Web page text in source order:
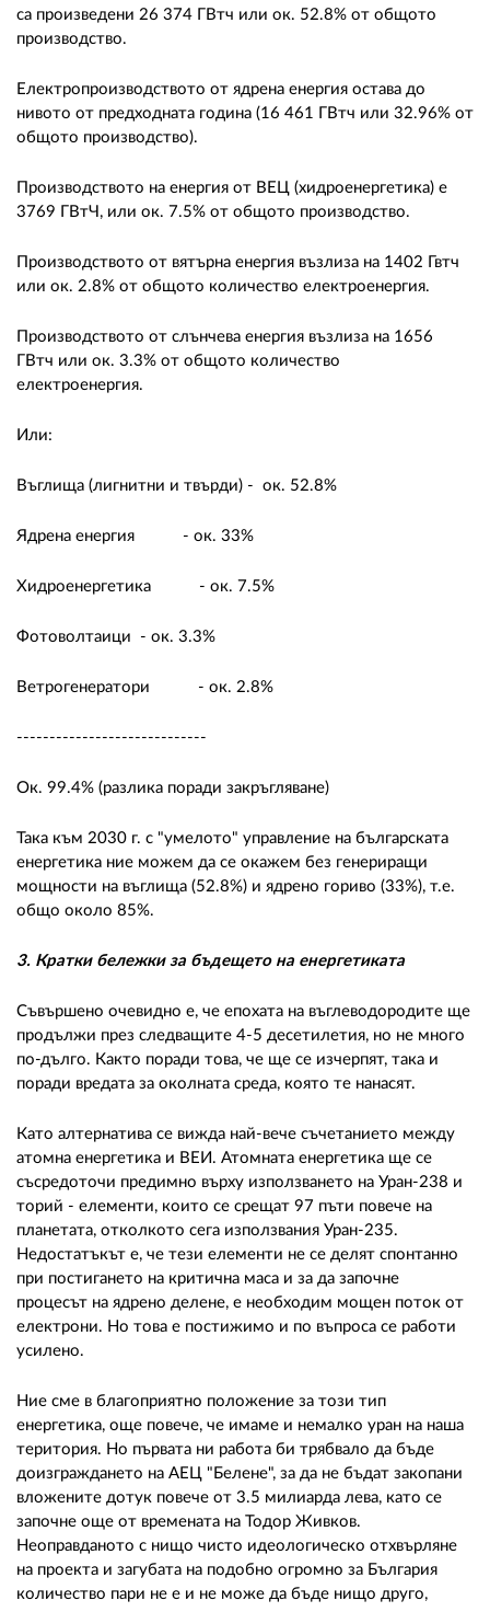
са произведени 26 374 ГВтч или ок. 52.8% от общото
производство.
Електропроизводството от ядрена енергия остава до
нивото от предходната година (16 461 ГВтч или 32.96% от
общото производство).
Производството на енергия от ВЕЦ (хидроенергетика) е
3769 ГВтЧ, или ок. 7.5% от общото производство.
Производството от вятърна енергия възлиза на 1402 Гвтч
или ок. 2.8% от общото количество електроенергия.
Производството от слънчева енергия възлиза на 1656
ГВтч или ок. 3.3% от общото количество
електроенергия.
Или:
Въглища (лигнитни и твърди) - ок. 52.8%
Ядрена енергия - ок. 33%
Хидроенергетика - ок. 7.5%
Фотоволтаици - ок. 3.3%
Ветрогенератори - ок. 2.8%
-----------------------------
Ок. 99.4% (разлика поради закръгляване)
Така към 2030 г. с "умелото" управление на българската
енергетика ние можем да се окажем без генериращи
мощности на въглища (52.8%) и ядрено гориво (33%), т.е.
общо около 85%.
3. Кратки бележки за бъдещето на енергетиката
Съвършено очевидно е, че епохата на въглеводородите ще
продължи през следващите 4-5 десетилетия, но не много
по-дълго. Както поради това, че ще се изчерпят, така и
поради вредата за околната среда, която те нанасят.
Като алтернатива се вижда най-вече съчетанието между
атомна енергетика и ВЕИ. Атомната енергетика ще се
съсредоточи предимно върху използването на Уран-238 и
торий - елементи, които се срещат 97 пъти повече на
планетата, отколкото сега използвания Уран-235.
Недостатъкът е, че тези елементи не се делят спонтанно
при постигането на критична маса и за да започне
процесът на ядрено делене, е необходим мощен поток от
електрони. Но това е постижимо и по въпроса се работи
усилено.
Ние сме в благоприятно положение за този тип
енергетика, още повече, че имаме и немалко уран на наша
територия. Но първата ни работа би трябвало да бъде
доизграждането на АЕЦ "Белене", за да не бъдат закопани
вложените дотук повече от 3.5 милиарда лева, като се
започне още от времената на Тодор Живков.
Неоправданото с нищо чисто идеологическо отхвърляне
на проекта и загубата на подобно огромно за България
количество пари не е и не може да бъде нищо друго,